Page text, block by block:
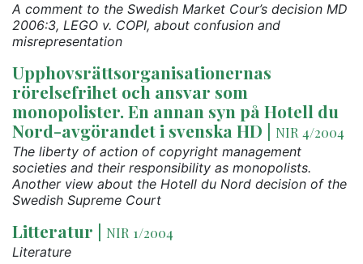
A comment to the Swedish Market Cour’s decision MD
2006:3, LEGO v. COPI, about confusion and
misrepresentation
Upphovsrättsorganisationernas
rörelsefrihet och ansvar som
monopolister. En annan syn på Hotell du
Nord-avgörandet i svenska HD | NIR 4/2004
The liberty of action of copyright management
societies and their responsibility as monopolists.
Another view about the Hotell du Nord decision of the
Swedish Supreme Court
Litteratur | NIR 1/2004
Literature